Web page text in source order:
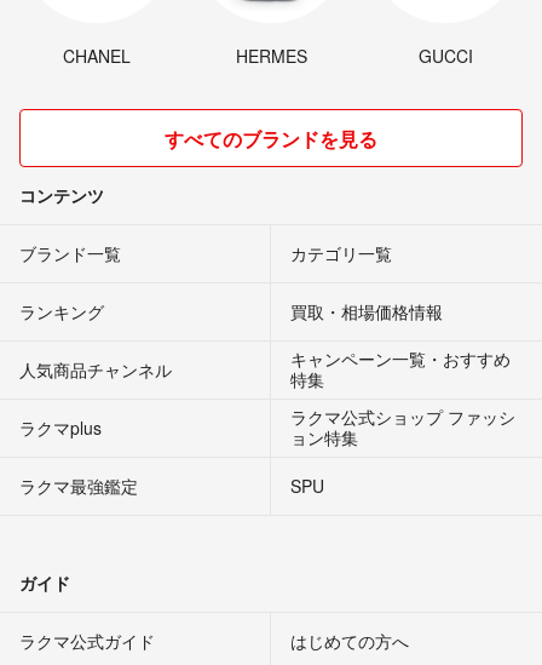
CHANEL HERMES GUCCI
すべてのブランドを見る
コンテンツ
ブランド一覧 カテゴリ一覧
ランキング 買取・相場価格情報
人気商品チャンネル
キャンペーン一覧・おすすめ
特集
ラクマplus
ラクマ公式ショップ ファッシ
ョン特集
ラクマ最強鑑定
SPU
ガイド
ラクマ公式ガイド はじめての方へ